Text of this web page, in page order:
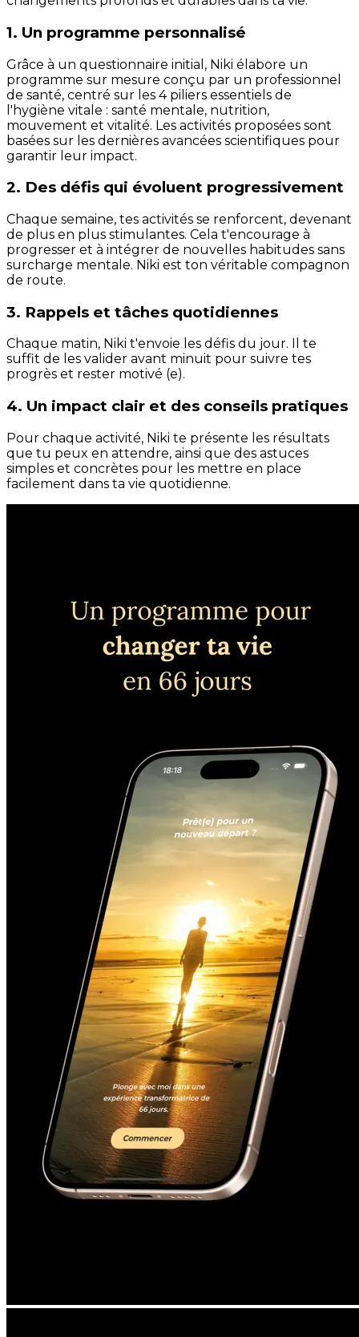
1. Un programme personnalisé
Grâce à un questionnaire initial, Niki élabore un
programme sur mesure conçu par un professionnel
de santé, centré sur les 4 piliers essentiels de
l'hygiène vitale : santé mentale, nutrition,
mouvement et vitalité. Les activités proposées sont
basées sur les dernières avancées scientifiques pour
garantir leur impact.
2. Des défis qui évoluent progressivement
Chaque semaine, tes activités se renforcent, devenant
de plus en plus stimulantes. Cela t'encourage à
progresser et à intégrer de nouvelles habitudes sans
surcharge mentale. Niki est ton véritable compagnon
de route.
3. Rappels et tâches quotidiennes
Chaque matin, Niki t'envoie les défis du jour. Il te
suffit de les valider avant minuit pour suivre tes
progrès et rester motivé (e).
4. Un impact clair et des conseils pratiques
Pour chaque activité, Niki te présente les résultats
que tu peux en attendre, ainsi que des astuces
simples et concrètes pour les mettre en place
facilement dans ta vie quotidienne.